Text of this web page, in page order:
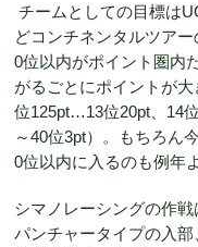
チームとしての目標は
どコンチネンタルツア
0位以内がポイント圏内
がるごとにポイントが
位125pt…13位20pt、14
～40位3pt）。もちろん
0位以内に入るのも例年
シマノレーシングの作
パンチャータイプの入